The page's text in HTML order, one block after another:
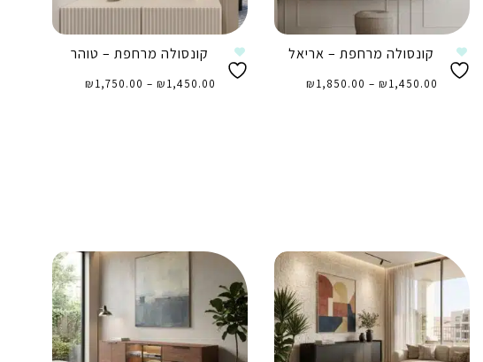
קונסולה מרחפת – אריאל
₪1,450.00
–
₪1,850.00 מחירים:
קונסולה מרחפת – טוהר
₪1,450.00
–
₪1,750.00 מחירים: